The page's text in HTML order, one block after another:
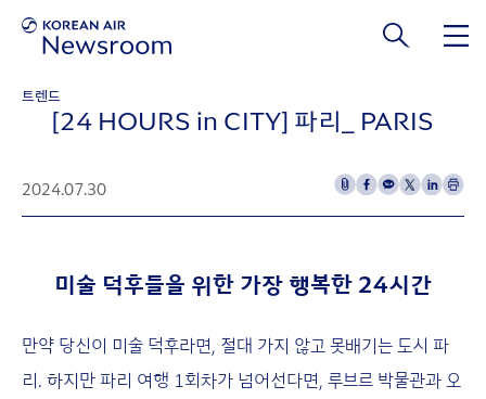
트렌드
[24 HOURS in CITY] 파리_ PARIS
2024.07.30
미술 덕후들을 위한 가장 행복한 24시간
만약 당신이 미술 덕후라면, 절대 가지 않고 못배기는 도시 파
리. 하지만 파리 여행 1회차가 넘어선다면, 루브르 박물관과 오